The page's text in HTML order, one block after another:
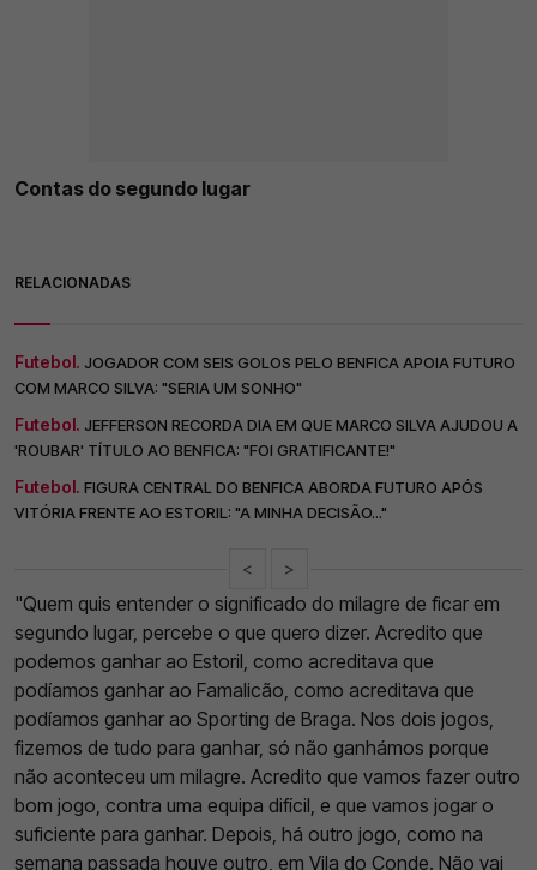
Contas do segundo lugar
RELACIONADAS
Futebol. JOGADOR COM SEIS GOLOS PELO BENFICA APOIA FUTURO
COM MARCO SILVA: "SERIA UM SONHO"
Futebol. JEFFERSON RECORDA DIA EM QUE MARCO SILVA AJUDOU A
'ROUBAR' TÍTULO AO BENFICA: "FOI GRATIFICANTE!"
Futebol. FIGURA CENTRAL DO BENFICA ABORDA FUTURO APÓS
VITÓRIA FRENTE AO ESTORIL: "A MINHA DECISÃO..."
< >
"Quem quis entender o significado do milagre de ficar em
segundo lugar, percebe o que quero dizer. Acredito que
podemos ganhar ao Estoril, como acreditava que
podíamos ganhar ao Famalicão, como acreditava que
podíamos ganhar ao Sporting de Braga. Nos dois jogos,
fizemos de tudo para ganhar, só não ganhámos porque
não aconteceu um milagre. Acredito que vamos fazer outro
bom jogo, contra uma equipa difícil, e que vamos jogar o
suficiente para ganhar. Depois, há outro jogo, como na
semana passada houve outro, em Vila do Conde. Não vai